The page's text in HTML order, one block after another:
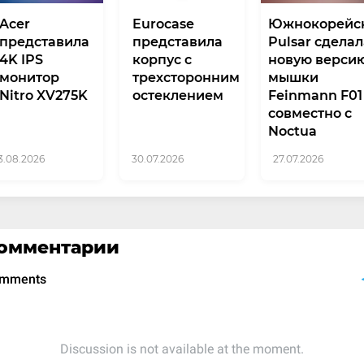
Acer
представила
4K IPS
монитор
Nitro XV275K
Eurocase
представила
корпус с
трехсторонним
остеклением
30.07.2026
Pulsar
новую
мышки
Feinmann F01
совместно с
Noctua
27.07.2026